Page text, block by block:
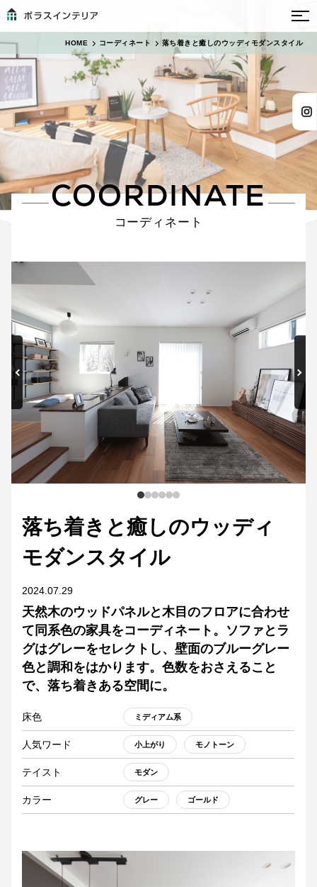
HOME コーディネート 落ち着きと癒しのウッディモダンスタイル
COORDINATE
コーディネート
落ち着きと癒しのウッディ
モダンスタイル
2024.07.29
天然木のウッドパネルと木目のフロアに合わせ
て同系色の家具をコーディネート。ソファとラ
グはグレーをセレクトし、壁面のブルーグレー
色と調和をはかります。色数をおさえること
で、落ち着きある空間に。
床色 ミディアム系
人気ワード 小上がり モノトーン
テイスト モダン
カラー グレー ゴールド